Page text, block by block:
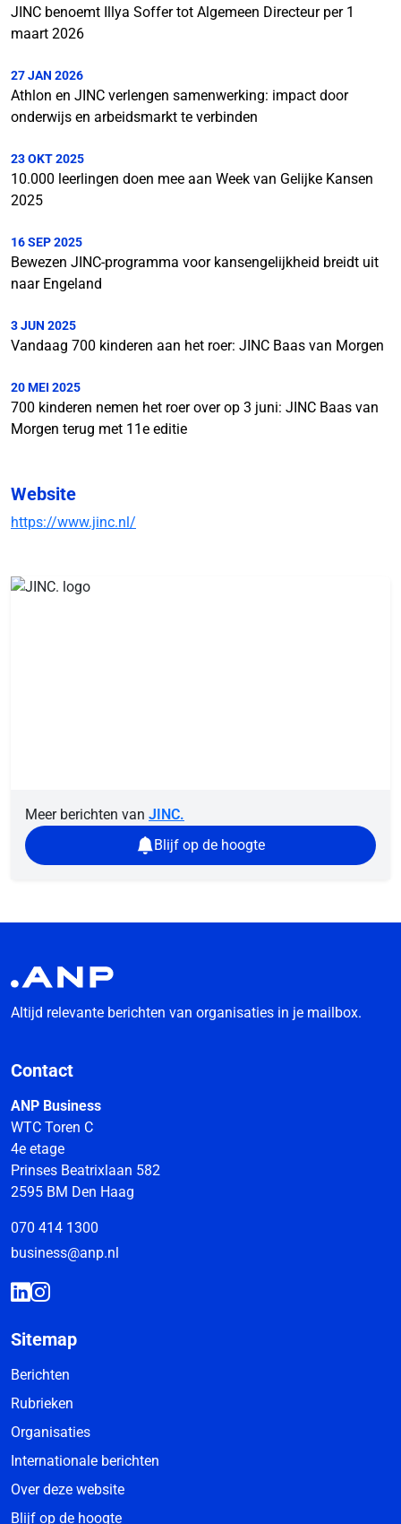
JINC benoemt Illya Soffer tot Algemeen Directeur per 1
maart 2026
27 JAN 2026
Athlon en JINC verlengen samenwerking: impact door
onderwijs en arbeidsmarkt te verbinden
23 OKT 2025
10.000 leerlingen doen mee aan Week van Gelijke Kansen
2025
16 SEP 2025
Bewezen JINC-programma voor kansengelijkheid breidt uit
naar Engeland
3 JUN 2025
Vandaag 700 kinderen aan het roer: JINC Baas van Morgen
20 MEI 2025
700 kinderen nemen het roer over op 3 juni: JINC Baas van
Morgen terug met 11e editie
Website
https://www.jinc.nl/
Meer berichten van JINC.
Blijf op de hoogte
Altijd relevante berichten van organisaties in je mailbox.
Contact
ANP Business
WTC Toren C
4e etage
Prinses Beatrixlaan 582
2595 BM Den Haag
070 414 1300
business@anp.nl
Sitemap
Berichten
Rubrieken
Organisaties
Internationale berichten
Over deze website
Blijf op de hoogte